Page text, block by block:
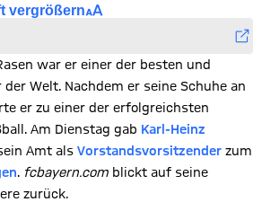
vergrößern
war er einer der besten und
Welt. Nachdem er seine Schuhe an
er zu einer der erfolgreichsten
Am Dienstag gab Karl-Heinz
Amt als Vorstandsvorsitzender zum
. fcbayern.com blickt auf seine
zurück.